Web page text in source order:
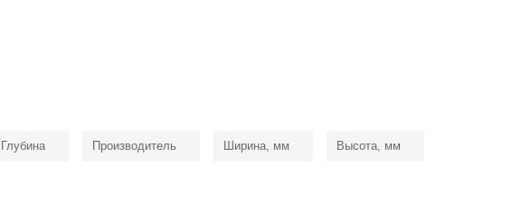
Глубина Производитель Ширина, мм Высота, мм